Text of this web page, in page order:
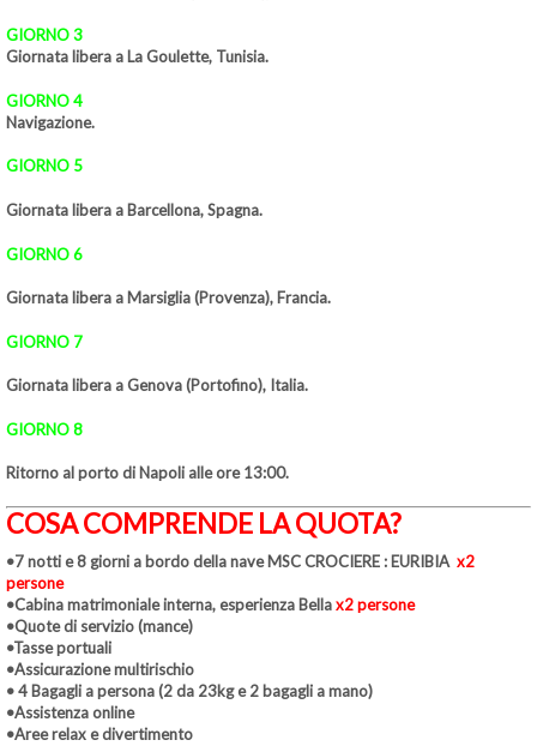
GIORNO 3
Giornata libera a La Goulette, Tunisia.
GIORNO 4
Navigazione.
GIORNO 5
Giornata libera a Barcellona, Spagna.
GIORNO 6
Giornata libera a Marsiglia (Provenza), Francia.
GIORNO 7
Giornata libera a Genova (Portofino), Italia.
GIORNO 8
Ritorno al porto di Napoli alle ore 13:00.
COSA COMPRENDE LA QUOTA?
•7 notti e 8 giorni a bordo della nave MSC CROCIERE : EURIBIA x2
persone
•Cabina matrimoniale interna, esperienza Bellax2 persone
•Quote di servizio (mance)
•Tasse portuali
•Assicurazione multirischio
• 4 Bagagli a persona (2 da 23kg e 2 bagagli a mano)
•Assistenza online
•Aree relax e divertimento